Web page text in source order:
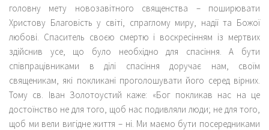
головну мету новозавітного священства – поширювати
Христову Благовість у світі, спраглому миру, надії та Божої
любові. Спаситель своєю смертю і воскресінням із мертвих
здійснив усе, що було необхідно для спасіння. А бути
співпрацівниками в ділі спасіння доручає нам, своїм
священикам, які покликані проголошувати його серед вірних.
Тому св. Іван Золотоустий каже: «Бог покликав нас на це
достоїнство не для того, щоб нас подивляли люди; не для того,
щоб ми вели вигідне життя – ні. Ми маємо бути посередниками